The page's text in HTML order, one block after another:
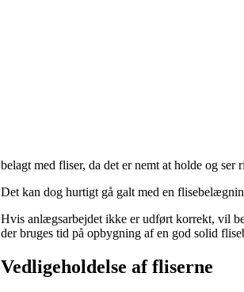
belagt med fliser, da det er nemt at holde og ser
Det kan dog hurtigt gå galt med en
Hvis anlægsarbejdet ikke er udført korrekt, vil
der bruges tid på opbygning af en god solid
Vedligeholdelse af fliserne